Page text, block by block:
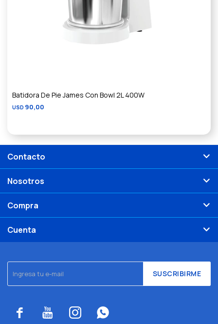
Batidora De Pie James Con Bowl 2L 400W
USD 90,00
SUSCRIBIRME
   
Contacto
Nosotros
Compra
Cuenta